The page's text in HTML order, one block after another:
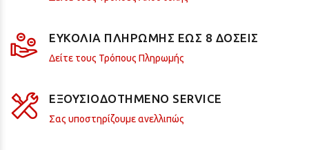
ΕΥΚΟΛΙΑ ΠΛΗΡΩΜΗΣ ΕΩΣ 8 ΔΟΣΕΙΣ
Δείτε τους Τρόπους Πληρωμής
ΕΞΟΥΣΙΟΔΟΤΗΜΕΝΟ SERVICE
Σας υποστηρίζουμε ανελλιπώς